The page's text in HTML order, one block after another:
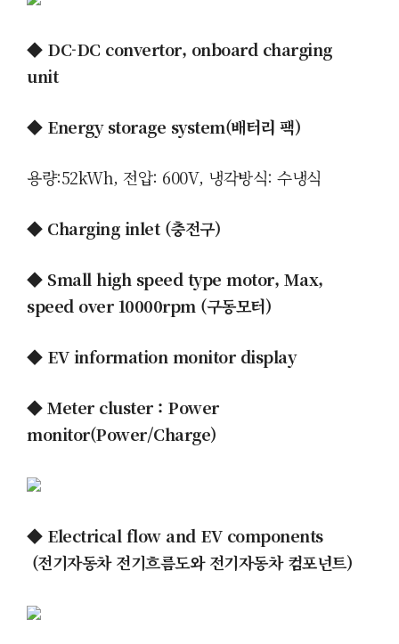
◆ DC-DC convertor, onboard charging
unit
◆ Energy storage system(배터리 팩)
용량:52kWh, 전압: 600V, 냉각방식: 수냉식
◆ Charging inlet (충전구)
◆ Small high speed type motor, Max,
speed over 10000rpm (구동모터)
◆ EV information monitor display
◆ Meter cluster : Power
monitor(Power/Charge)
◆ Electrical flow and EV components
(전기자동차 전기흐름도와 전기자동차 컴포넌트)